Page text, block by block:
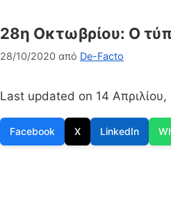
28η Οκτωβρίου: Ο
28/10/2020 από De-Facto
Last updated on 14
Facebook X LinkedIn